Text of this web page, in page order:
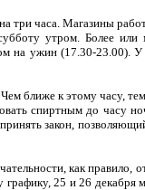
три часа. Магазины
утром. Более
на ужин (17.30-23.00).
ближе к этому часу,
спиртным до часу
закон,
как
25 и 26 декабря